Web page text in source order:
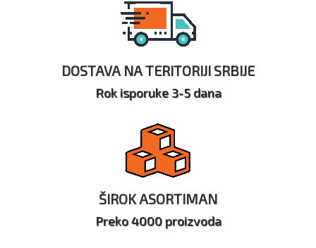
DOSTAVA NA TERITORIJI SRBIJE
Rok isporuke 3-5 dana
ŠIROK ASORTIMAN
Preko 4000 proizvoda